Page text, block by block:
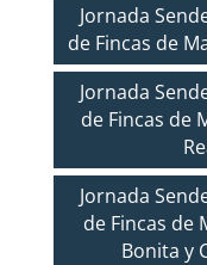
Jornada
de Fincas de
Jornada
de Fincas de
Jornada
de Fincas de
Bonita y